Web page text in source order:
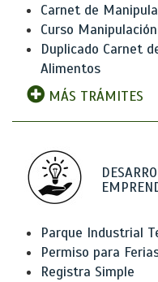
Carnet de
Curso
Duplicado Carnet
Alimentos
MÁS TRÁMITES
Parque Industrial
Permiso para
Registra Simple